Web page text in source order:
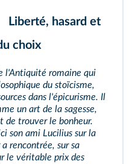
Liberté, hasard et
choix
l'Antiquité romaine qui
du stoïcisme,
dans l'épicurisme. Il
un art de la sagesse,
trouver le bonheur.
son ami Lucilius sur la
rencontrée, sur sa
le véritable prix des